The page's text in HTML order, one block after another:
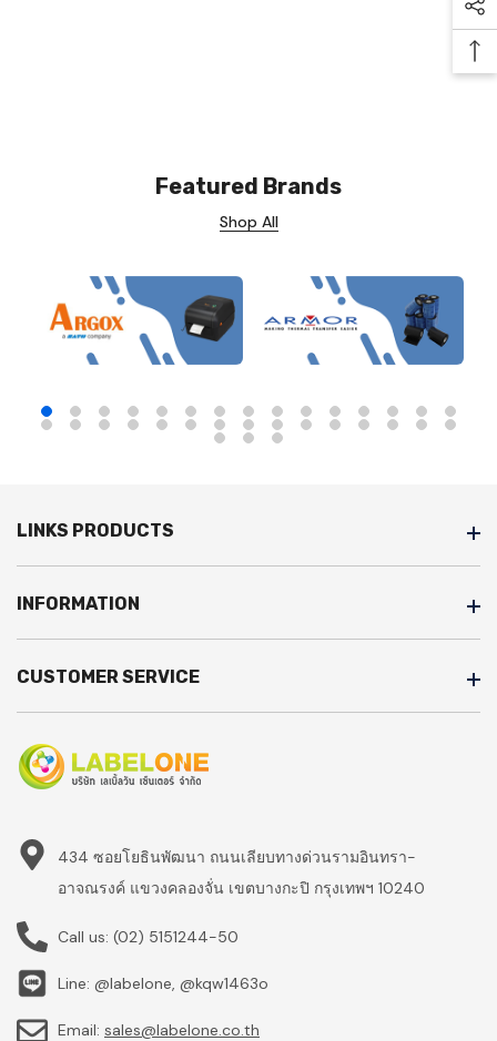
Featured Brands
Shop All
LINKS PRODUCTS
INFORMATION
CUSTOMER SERVICE
434 ซอยโยธินพัฒนา ถนนเลียบทางด่วนรามอินทรา-
อาจณรงค์ แขวงคลองจั่น เขตบางกะปิ กรุงเทพฯ 10240
Call us: (02) 5151244-50
Line: @labelone, @kqw1463o
Email: sales@labelone.co.th